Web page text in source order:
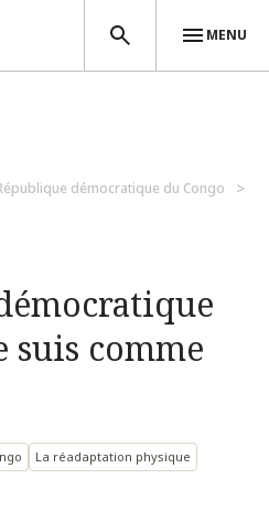
MENU
démocratique du Congo
suis comme
La réadaptation physique